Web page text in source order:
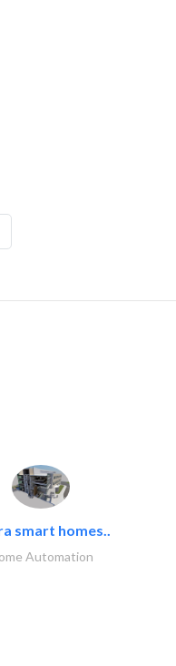
smart homes..
Automation